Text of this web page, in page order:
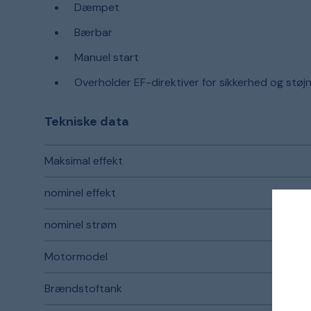
Dæmpet
Bærbar
Manuel start
Overholder EF-direktiver for sikkerhed og
Tekniske data
Maksimal effekt
nominel effekt
nominel strøm
Motormodel
Brændstoftank